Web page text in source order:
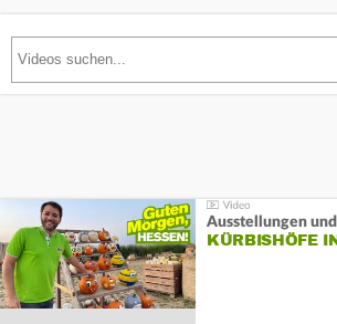
Ausstellungen
KÜRBISHÖFE